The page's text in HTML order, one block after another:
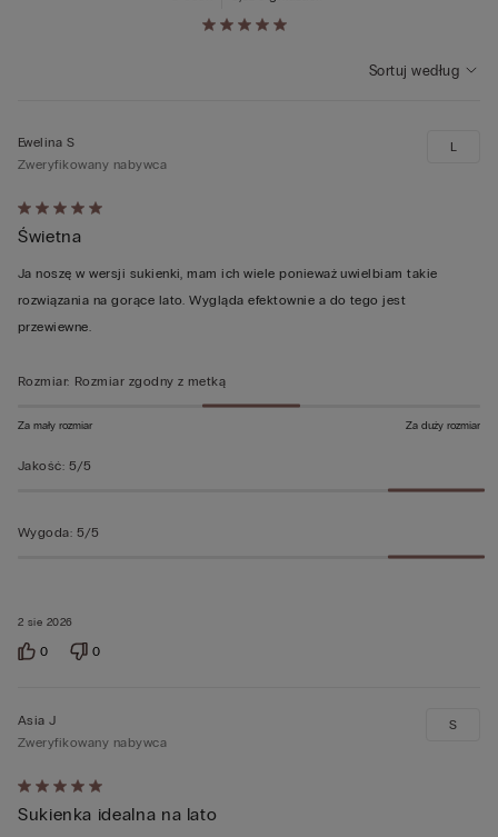
Sortuj według
Ocena
5
z
2 sie 2026
Ewelina S
Zweryfikowany nabywca
Świetna
Ja noszę w wersji sukienki, mam ich wiele ponieważ uwielbiam takie
rozwiązania na gorące lato. Wygląda efektownie a do tego jest
przewiewne.
L
Rozmiar: Rozmiar zgodny z metką
Za mały rozmiar Za duży rozmiar
Jakość: 5/5
Wygoda: 5/5
0 0
Ocena
5
Asia J
Zweryfikowany nabywca
Sukienka idealna na lato
S